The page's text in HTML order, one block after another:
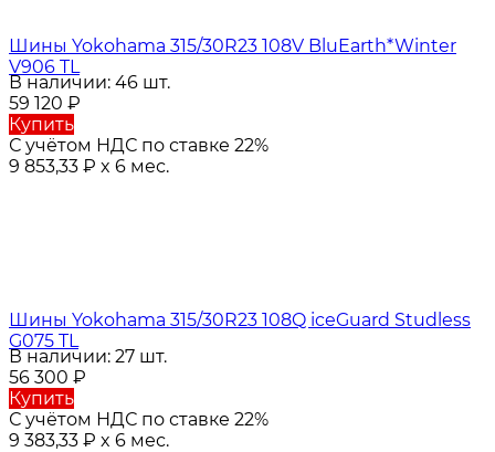
Шины Yokohama 315/30R23 108V BluEarth*Winter
V906 TL
В наличии: 46 шт.
59 120 ₽
Купить
С учётом НДС по ставке 22%
9 853,33 ₽ x 6 мес.
Шины Yokohama 315/30R23 108Q iceGuard Studless
G075 TL
В наличии: 27 шт.
56 300 ₽
Купить
С учётом НДС по ставке 22%
9 383,33 ₽ x 6 мес.